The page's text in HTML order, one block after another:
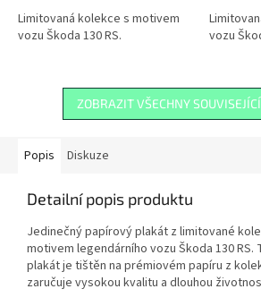
Limitovaná kolekce s motivem
vozu Škoda 130 RS.
vozu
ZOBRAZIT VŠECHNY
Popis Diskuze
Detailní popis produktu
Jedinečný papírový plakát z limitované
motivem legendárního vozu Škoda 130 RS.
plakát je tištěn na prémiovém papíru z
zaručuje vysokou kvalitu a dlouhou